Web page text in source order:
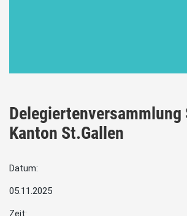
Delegiertenversammlung
Kanton St.Gallen
Datum:
05.11.2025
Zeit: